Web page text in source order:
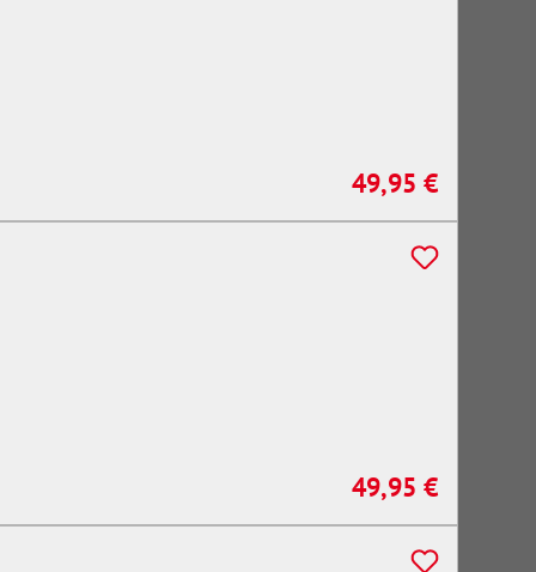
Regulärer Preis:
49,95 €
Regulärer Preis:
49,95 €